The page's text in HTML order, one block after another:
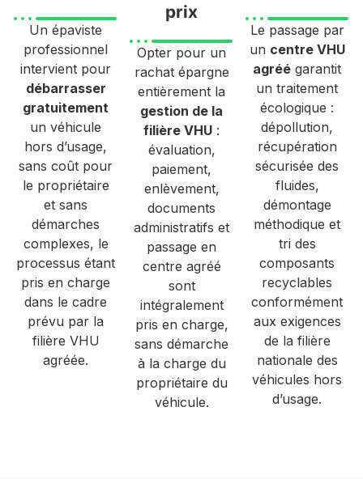
Un épaviste
professionnel
intervient pour
débarrasser
gratuitement
un véhicule
hors d’usage,
sans coût pour
le propriétaire
et sans
démarches
complexes, le
processus étant
pris en charge
dans le cadre
prévu par la
filière VHU
agréée.
prix
Opter pour un
rachat épargne
entièrement la
gestion de la
filière VHU :
évaluation,
paiement,
enlèvement,
documents
administratifs et
passage en
centre agréé
sont
intégralement
pris en charge,
sans démarche
à la charge du
propriétaire du
véhicule.
Le passage par
un centre VHU
agréé garantit
un traitement
écologique :
dépollution,
récupération
sécurisée des
fluides,
démontage
méthodique et
tri des
composants
recyclables
conformément
aux exigences
de la filière
nationale des
véhicules hors
d’usage.